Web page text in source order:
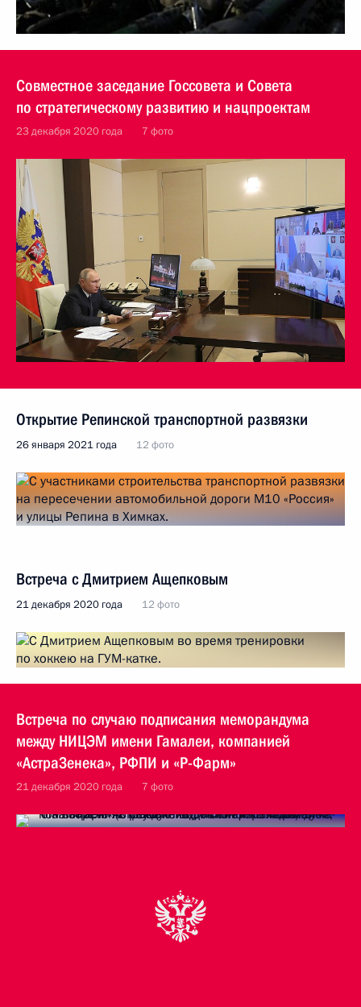
Совместное заседание Госсовета и Совета
по стратегическому развитию и нацпроектам
23 декабря 2020 года 7 фото
Открытие Репинской транспортной развязки
26 января 2021 года 12 фото
Встреча с Дмитрием Ащепковым
21 декабря 2020 года 12 фото
Встреча по случаю подписания меморандума
между НИЦЭМ имени Гамалеи, компанией
«АстраЗенека», РФПИ и «Р-Фарм»
21 декабря 2020 года 7 фото